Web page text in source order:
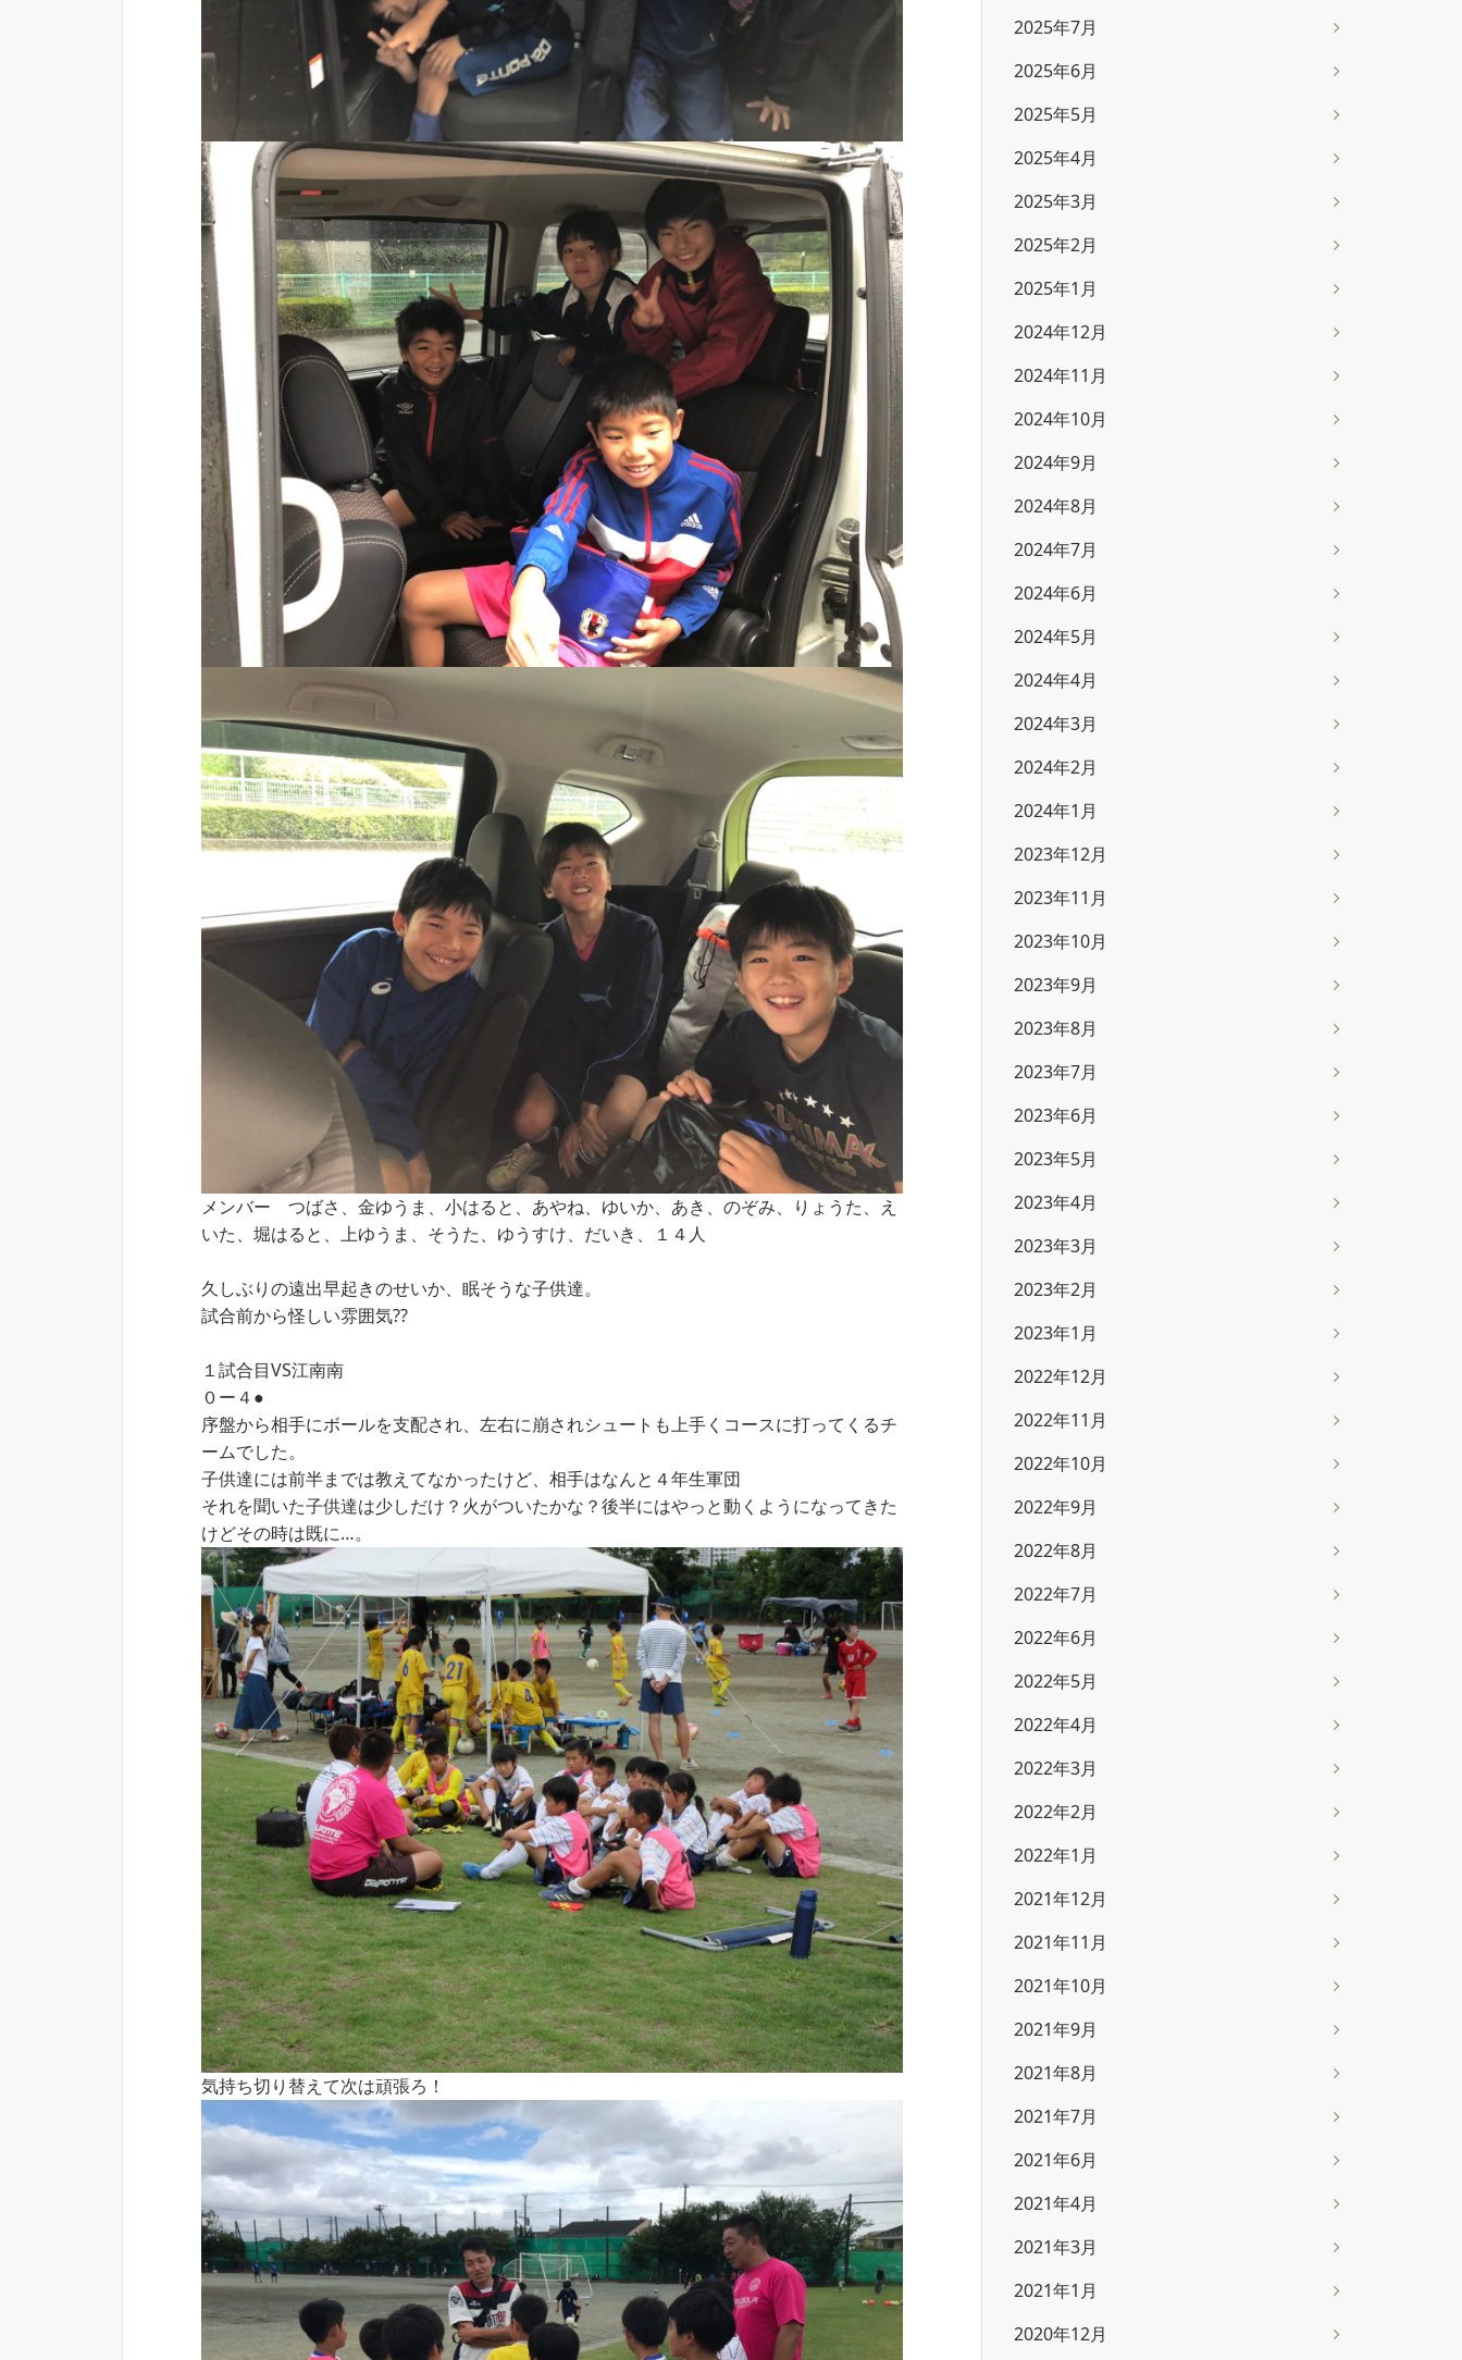
メンバー つばさ、金ゆうま、小はると、あやね、ゆいか、あき、のぞみ、りょうた、え
いた、堀はると、上ゆうま、そうた、ゆうすけ、だいき、１４人
久しぶりの遠出早起きのせいか、眠そうな子供達。
試合前から怪しい雰囲気??
１試合目VS江南南
０ー４●
序盤から相手にボールを支配され、左右に崩されシュートも上手くコースに打ってくるチ
ームでした。
子供達には前半までは教えてなかったけど、相手はなんと４年生軍団
それを聞いた子供達は少しだけ？火がついたかな？後半にはやっと動くようになってきた
けどその時は既に…。
気持ち切り替えて次は頑張ろ！
2025年7月
2025年6月
2025年5月
2025年4月
2025年3月
2025年2月
2025年1月
2024年12月
2024年11月
2024年10月
2024年9月
2024年8月
2024年7月
2024年6月
2024年5月
2024年4月
2024年3月
2024年2月
2024年1月
2023年12月
2023年11月
2023年10月
2023年9月
2023年8月
2023年7月
2023年6月
2023年5月
2023年4月
2023年3月
2023年2月
2023年1月
2022年12月
2022年11月
2022年10月
2022年9月
2022年8月
2022年7月
2022年6月
2022年5月
2022年4月
2022年3月
2022年2月
2022年1月
2021年12月
2021年11月
2021年10月
2021年9月
2021年8月
2021年7月
2021年6月
2021年4月
2021年3月
2021年1月
2020年12月